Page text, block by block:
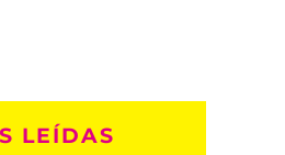
LEÍDAS